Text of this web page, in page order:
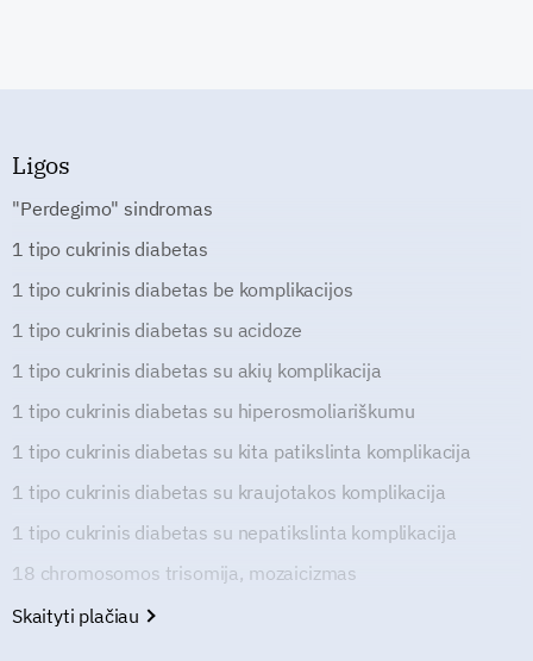
Ligos
"Perdegimo" sindromas
1 tipo cukrinis diabetas
1 tipo cukrinis diabetas be komplikacijos
1 tipo cukrinis diabetas su acidoze
1 tipo cukrinis diabetas su akių komplikacija
1 tipo cukrinis diabetas su hiperosmoliariškumu
1 tipo cukrinis diabetas su kita patikslinta komplikacija
1 tipo cukrinis diabetas su kraujotakos komplikacija
1 tipo cukrinis diabetas su nepatikslinta komplikacija
18 chromosomos trisomija, mozaicizmas
Skaityti plačiau